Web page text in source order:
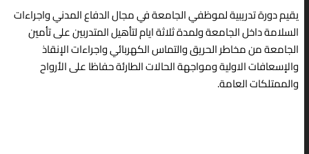
يقيم دورة تدريبية لموظفي الجامعة في مجال الدفاع المدني واجراءات
السلامة داخل الجامعة ولمدة ثلاثة ايام لتأهيل المتدربين على تأمين
الجامعة من مخاطر الحريق والتماس الكهربائي واجراءات الإنقاذ
والإسعافات الاولية ومواجهة الحالات الطارئة حفاظا على الأرواح
والممتلكات العامة.